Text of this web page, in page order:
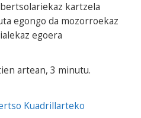
kartzela
egongo da mozorroekaz
egoera
artean, 3 minutu.
Kuadrillarteko